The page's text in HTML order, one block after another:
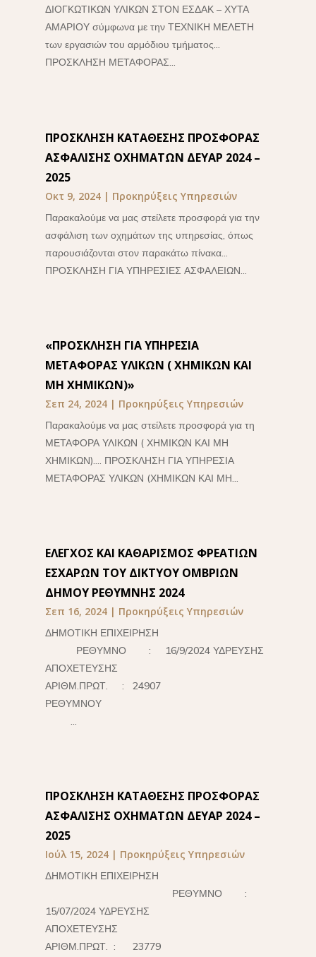
ΔΙΟΓΚΩΤΙΚΩΝ ΥΛΙΚΩΝ ΣΤΟΝ ΕΣΔΑΚ – ΧΥΤΑ
ΑΜΑΡΙΟΥ σύμφωνα με την ΤΕΧΝΙΚΗ ΜΕΛΕΤΗ
των εργασιών του αρμόδιου τμήματος...
ΠΡΟΣΚΛΗΣΗ ΜΕΤΑΦΟΡΑΣ...
ΠΡΟΣΚΛΗΣΗ ΚΑΤΑΘΕΣΗΣ ΠΡΟΣΦΟΡΑΣ
ΑΣΦΑΛΙΣΗΣ ΟΧΗΜΑΤΩΝ ΔΕΥΑΡ 2024 –
2025
Οκτ 9, 2024| Προκηρύξεις Υπηρεσιών
Παρακαλούμε να μας στείλετε προσφορά για την
ασφάλιση των οχημάτων της υπηρεσίας, όπως
παρουσιάζονται στον παρακάτω πίνακα...
ΠΡΟΣΚΛΗΣΗ ΓΙΑ ΥΠΗΡΕΣΙΕΣ ΑΣΦΑΛΕΙΩΝ...
«ΠΡΟΣΚΛΗΣΗ ΓΙΑ ΥΠΗΡΕΣΙΑ
ΜΕΤΑΦΟΡΑΣ ΥΛΙΚΩΝ ( ΧΗΜΙΚΩΝ ΚΑΙ
ΜΗ ΧΗΜΙΚΩΝ)»
Σεπ 24, 2024| Προκηρύξεις Υπηρεσιών
Παρακαλούμε να μας στείλετε προσφορά για τη
ΜΕΤΑΦΟΡΑ ΥΛΙΚΩΝ ( ΧΗΜΙΚΩΝ ΚΑΙ ΜΗ
ΧΗΜΙΚΩΝ).... ΠΡΟΣΚΛΗΣΗ ΓΙΑ ΥΠΗΡΕΣΙΑ
ΜΕΤΑΦΟΡΑΣ ΥΛΙΚΩΝ (ΧΗΜΙΚΩΝ ΚΑΙ ΜΗ...
ΕΛΕΓΧΟΣ ΚΑΙ ΚΑΘΑΡΙΣΜΟΣ ΦΡΕΑΤΙΩΝ
ΕΣΧΑΡΩΝ ΤΟΥ ΔΙΚΤΥΟΥ ΟΜΒΡΙΩΝ
ΔΗΜΟΥ ΡΕΘΥΜΝΗΣ 2024
Σεπ 16, 2024| Προκηρύξεις Υπηρεσιών
ΔΗΜΟΤΙΚΗ ΕΠΙΧΕΙΡΗΣΗ
ΡΕΘΥΜΝΟ : 16/9/2024 ΥΔΡΕΥΣΗΣ
ΑΠΟΧΕΤΕΥΣΗΣ
ΑΡΙΘΜ.ΠΡΩΤ. : 24907
ΡΕΘΥΜΝΟΥ
...
ΠΡΟΣΚΛΗΣΗ ΚΑΤΑΘΕΣΗΣ ΠΡΟΣΦΟΡΑΣ
ΑΣΦΑΛΙΣΗΣ ΟΧΗΜΑΤΩΝ ΔΕΥΑΡ 2024 –
2025
Ιούλ 15, 2024| Προκηρύξεις Υπηρεσιών
ΔΗΜΟΤΙΚΗ ΕΠΙΧΕΙΡΗΣΗ
ΡΕΘΥΜΝΟ :
15/07/2024 ΥΔΡΕΥΣΗΣ
ΑΠΟΧΕΤΕΥΣΗΣ
ΑΡΙΘΜ.ΠΡΩΤ. : 23779